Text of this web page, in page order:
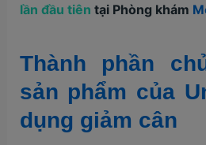
lần đầu tiên tại Phòng khám
Thành phần
sản phẩm của
dụng giảm cân